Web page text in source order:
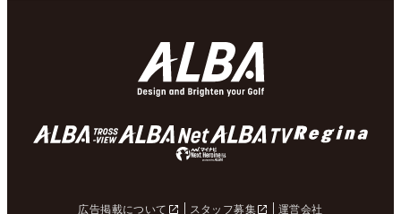
広告掲載について スタッフ募集 運営会社